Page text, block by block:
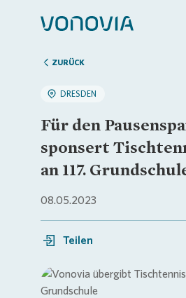
Zuhause finden
Mein Zuhause
Meine Stadt
ZURÜCK
DRESDEN
Für den
sponsert
an 117.
08.05.2023
Teilen